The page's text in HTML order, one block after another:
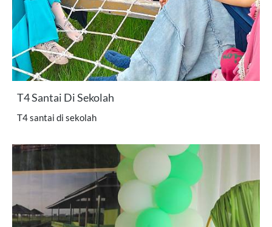
T4 Santai Di Sekolah
T4 santai di sekolah